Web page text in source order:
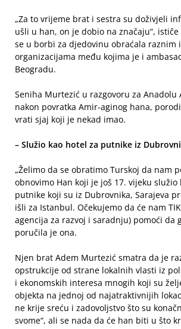
„Za to vrijeme brat i sestra su doživjeli
ušli u han, on je dobio na značaju“,
se u borbi za djedovinu obraćala raznim
organizacijama među kojima je i
Beogradu.
Seniha Murtezić u razgovoru za Anadolu
nakon povratka Amir-aginog hana,
vrati sjaj koji je nekad imao.
– Služio kao hotel za putnike iz
„Želimo da se obratimo Turskoj da nam
obnovimo Han koji je još 17. vijeku služio
putnike koji su iz Dubrovnika, Sarajeva
išli za Istanbul. Očekujemo da će nam
agencija za razvoj i saradnju) pomoći da
poručila je ona.
Njen brat Adem Murtezić smatra da je
opstrukcije od strane lokalnih vlasti iz
i ekonomskih interesa mnogih koji su
objekta na jednoj od najatraktivnijih
ne krije sreću i zadovoljstvo što su
svome“, ali se nada da će han biti u što